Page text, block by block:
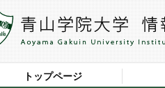
トップページ